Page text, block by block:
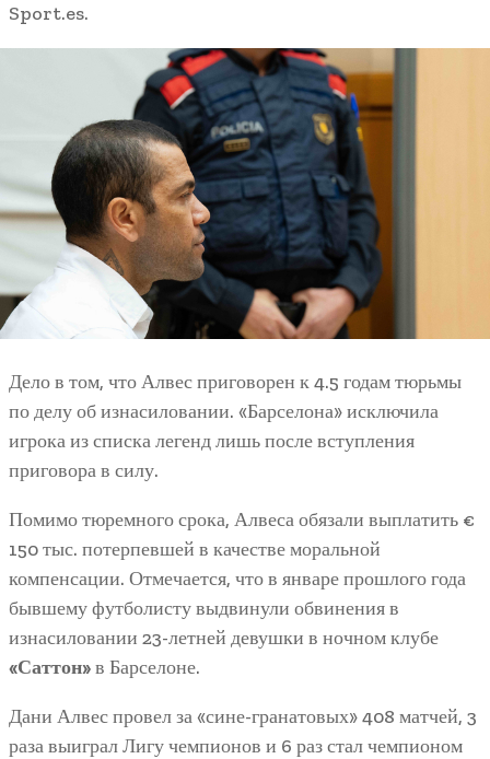
Sport.es.
Дело в том, что Алвес приговорен к 4.5 годам тюрьмы
по делу об изнасиловании. «Барселона» исключила
игрока из списка легенд лишь после вступления
приговора в силу.
Помимо тюремного срока, Алвеса обязали выплатить €
150 тыс. потерпевшей в качестве моральной
компенсации. Отмечается, что в январе прошлого года
бывшему футболисту выдвинули обвинения в
изнасиловании 23-летней девушки в ночном клубе
«Саттон»в Барселоне.
Дани Алвес провел за «сине-гранатовых» 408 матчей, 3
раза выиграл Лигу чемпионов и 6 раз стал чемпионом